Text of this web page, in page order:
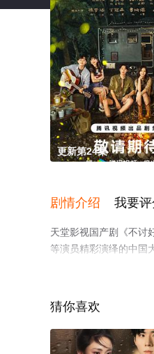
更新第24集
剧情介绍 我要评
天堂影视国产剧《不讨
等演员精彩演绎的中国
猜你喜欢